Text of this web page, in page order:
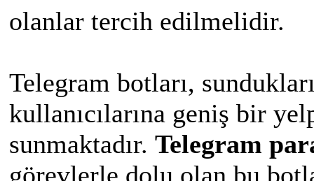
olanlar tercih edilmelidir.
Telegram botları,
kullanıcılarına geniş bir
sunmaktadır. Telegram
görevlerle dolu olan bu